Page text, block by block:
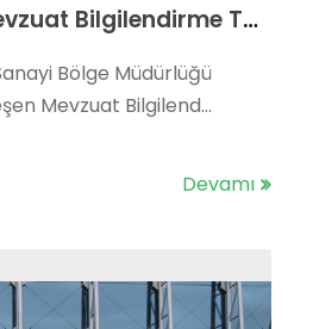
Başkent OSB Mevzuat Bilgilendirme Toplantısı Gerçekleşti…
Bölge Müdürlüğü
Mevzuat Bilgilend...
Devamı